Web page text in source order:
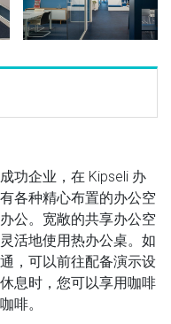
功企业，在 Kipseli 办
各种精心布置的办公空
公。宽敞的共享办公空
活地使用热办公桌。如
，可以前往配备演示设
息时，您可以享用咖啡
啡。